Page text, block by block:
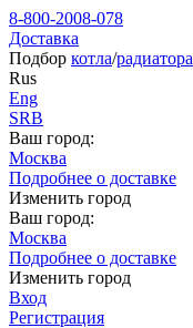
8-800-2008-078
Доставка
Подбор котла/радиатора
Rus
Eng
SRB
Ваш город:
Москва
Подробнее о доставке
Изменить город
Ваш город:
Москва
Подробнее о доставке
Изменить город
Вход
Регистрация